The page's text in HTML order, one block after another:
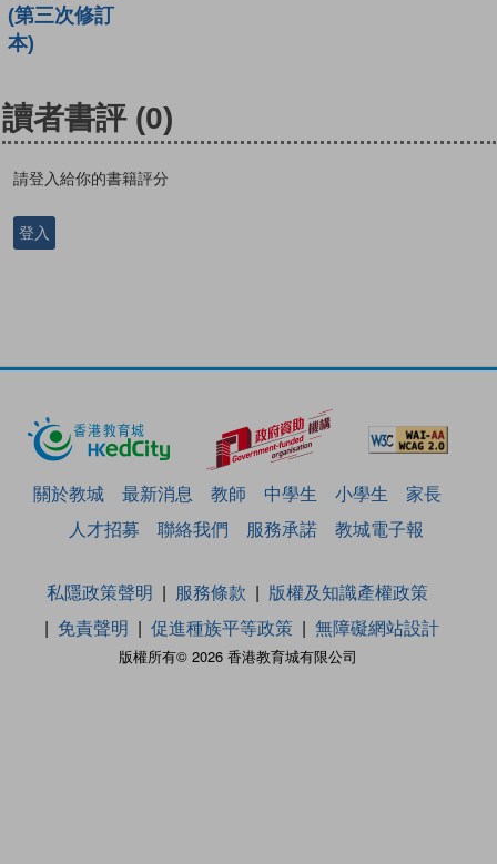
(第三次修訂
本)
讀者書評 (0)
請登入給你的書籍評分
登入
關於教城 最新消息 教師 中學生 小學生
家長
人才招募
聯絡我們 服務承諾 教城電子報
版權所有© 2026 香港教育城有限公司
私隱政策聲明 服務條款
版權及知識產權政策
免責聲明
促進種族平等政策 無障礙網站設計